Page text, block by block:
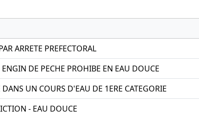
ARRETE PREFECTORAL
DE PECHE PROHIBE EN EAU DOUCE
UN COURS D'EAU DE 1ERE CATEGORIE
- EAU DOUCE